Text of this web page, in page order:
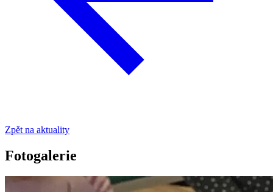
Zpět na aktuality
Fotogalerie